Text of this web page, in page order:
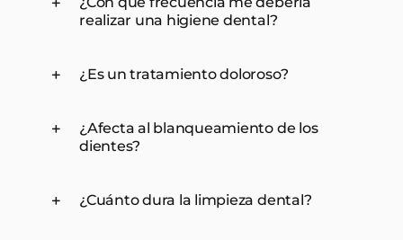
realizar una higiene dental?
¿Es un tratamiento doloroso?
¿Afecta al blanqueamiento de los
dientes?
¿Cuánto dura la limpieza dental?